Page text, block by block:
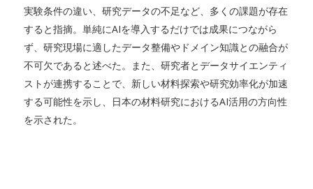
実験条件の違い、研究データの不足など、多くの課題が存在
すると指摘。単純にAIを導入するだけでは成果につながら
ず、研究現場に適したデータ整備やドメイン知識との融合が
不可欠であると述べた。また、研究者とデータサイエンティ
ストが連携することで、新しい材料探索や研究効率化が加速
する可能性を示し、日本の材料研究におけるAI活用の方向性
を示された。